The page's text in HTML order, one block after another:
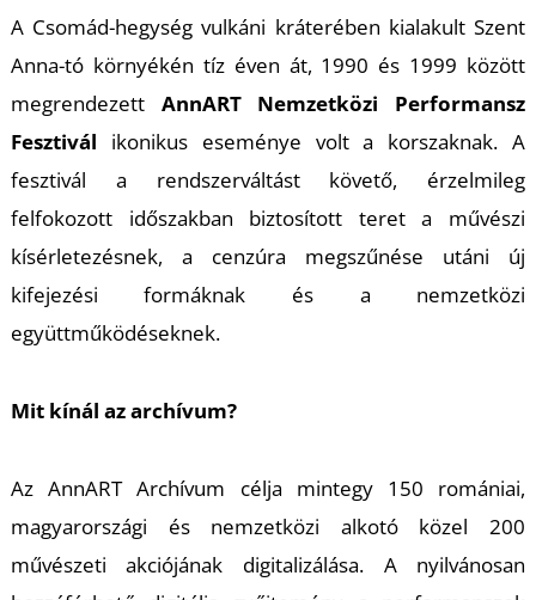
A Csomád-hegység vulkáni kráterében kialakult Szent
Anna-tó környékén tíz éven át, 1990 és 1999 között
megrendezett AnnART Nemzetközi Performansz
Fesztivál ikonikus eseménye volt a korszaknak. A
fesztivál a rendszerváltást követő, érzelmileg
felfokozott időszakban biztosított teret a művészi
kísérletezésnek, a cenzúra megszűnése utáni új
kifejezési formáknak és a nemzetközi
együttműködéseknek.
Mit kínál az archívum?
Az AnnART Archívum célja mintegy 150 romániai,
magyarországi és nemzetközi alkotó közel 200
művészeti akciójának digitalizálása. A nyilvánosan